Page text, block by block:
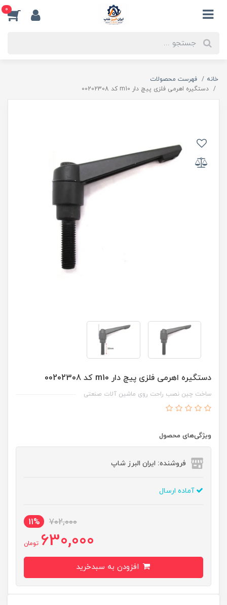
0
خانه
فهرست محصولات
دستگیره اهرمی فلزی پیچ دار m10 کد 00202308
دستگیره اهرمی فلزی پیچ دار m10 کد 00202308
ساخت چین نصب راحت روی ماشین آلات صنعتی
ویژگی‌های محصول
فروشنده: ایران البرز شاپ
آماده ارسال
702,000
11%
630,000 تومان